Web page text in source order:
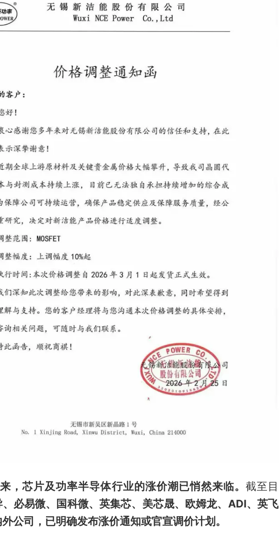
，芯片及功率半导体行业的涨价潮已悄然来临。 截至目
、必易微、国科微、英集芯、美芯晟、欧姆龙、ADI、英飞
公司，已明确发布涨价通知或官宣调价计划。